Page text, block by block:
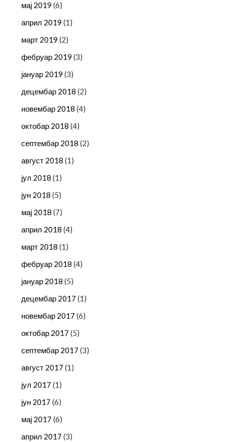
мај 2019 (6)
април 2019 (1)
март 2019 (2)
фебруар 2019 (3)
јануар 2019 (3)
децембар 2018 (2)
новембар 2018 (4)
октобар 2018 (4)
септембар 2018 (2)
август 2018 (1)
јул 2018 (1)
јун 2018 (5)
мај 2018 (7)
април 2018 (4)
март 2018 (1)
фебруар 2018 (4)
јануар 2018 (5)
децембар 2017 (1)
новембар 2017 (6)
октобар 2017 (5)
септембар 2017 (3)
август 2017 (1)
јул 2017 (1)
јун 2017 (6)
мај 2017 (6)
април 2017 (3)